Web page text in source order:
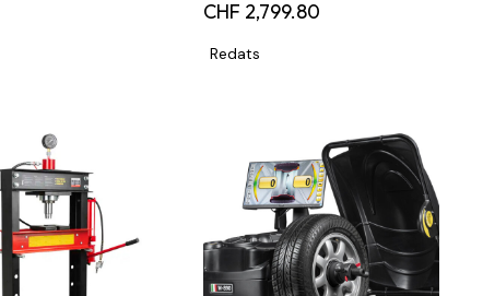
CHF 2,799.80
Redats